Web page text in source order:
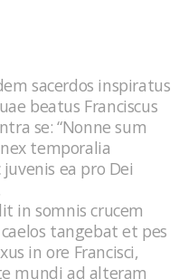
sacerdos inspiratus
beatus Franciscus
se: “Nonne sum
temporalia
ea pro Dei
in somnis crucem
tangebat et pes
in ore Francisci,
mundi ad alteram